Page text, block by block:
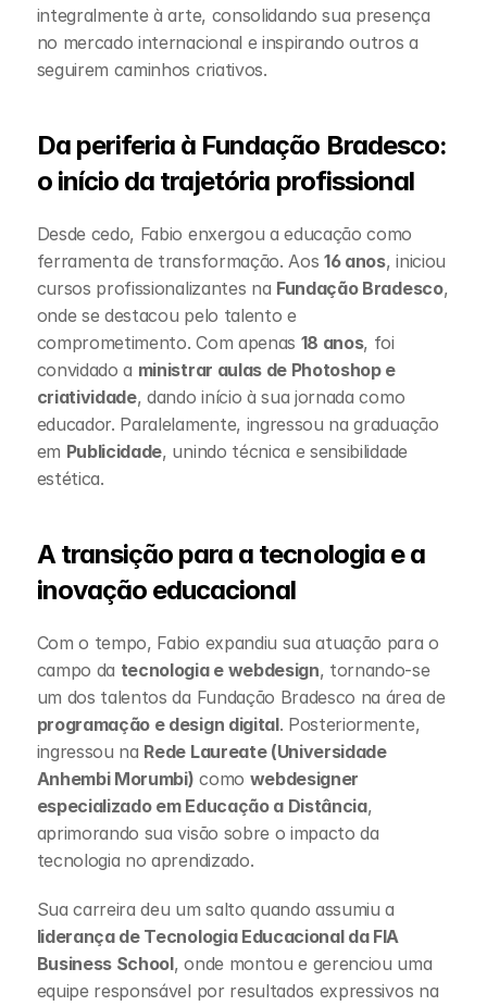
integralmente à arte, consolidando sua presença
no mercado internacional e inspirando outros a
seguirem caminhos criativos.
Da periferia à Fundação Bradesco:
o início da trajetória profissional
Desde cedo, Fabio enxergou a educação como
ferramenta de transformação. Aos 16 anos, iniciou
cursos profissionalizantes na Fundação Bradesco,
onde se destacou pelo talento e
comprometimento. Com apenas 18 anos, foi
convidado a ministrar aulas de Photoshop e
criatividade, dando início à sua jornada como
educador. Paralelamente, ingressou na graduação
em Publicidade, unindo técnica e sensibilidade
estética.
A transição para a tecnologia e a
inovação educacional
Com o tempo, Fabio expandiu sua atuação para o
campo da tecnologia e webdesign, tornando-se
um dos talentos da Fundação Bradesco na área de
programação e design digital. Posteriormente,
ingressou na Rede Laureate (Universidade
Anhembi Morumbi) como webdesigner
especializado em Educação a Distância,
aprimorando sua visão sobre o impacto da
tecnologia no aprendizado.
liderança de Tecnologia Educacional da FIA
Business School, onde montou e gerenciou uma
equipe responsável por resultados expressivos na